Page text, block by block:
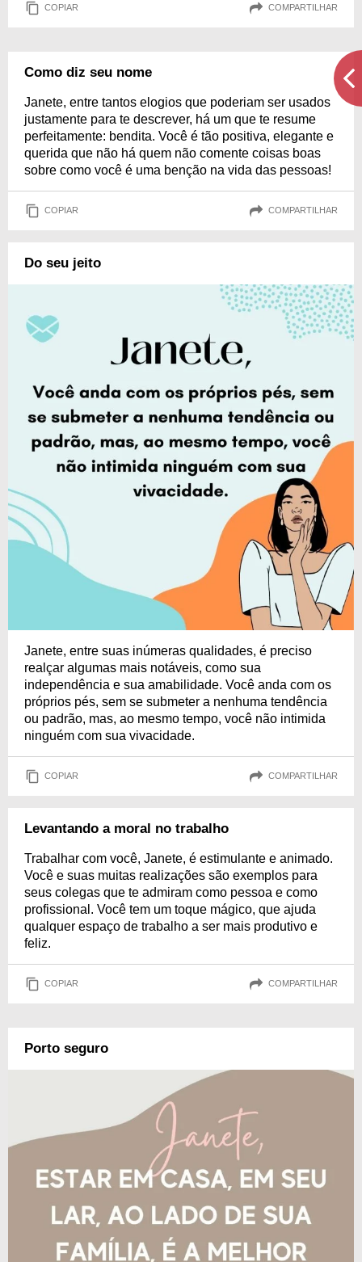
COPIAR COMPARTILHAR
Como diz seu nome
Janete, entre tantos elogios que poderiam ser usados
justamente para te descrever, há um que te resume
perfeitamente: bendita. Você é tão positiva, elegante e
querida que não há quem não comente coisas boas
sobre como você é uma benção na vida das pessoas!
COPIAR COMPARTILHAR
Do seu jeito
Janete, entre suas inúmeras qualidades, é preciso
realçar algumas mais notáveis, como sua
independência e sua amabilidade. Você anda com os
próprios pés, sem se submeter a nenhuma tendência
ou padrão, mas, ao mesmo tempo, você não intimida
ninguém com sua vivacidade.
COPIAR COMPARTILHAR
Levantando a moral no trabalho
Trabalhar com você, Janete, é estimulante e animado.
Você e suas muitas realizações são exemplos para
seus colegas que te admiram como pessoa e como
profissional. Você tem um toque mágico, que ajuda
qualquer espaço de trabalho a ser mais produtivo e
feliz.
COPIAR COMPARTILHAR
Porto seguro